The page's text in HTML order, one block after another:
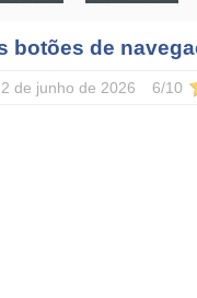
botões de
de junho de 2026 6/10